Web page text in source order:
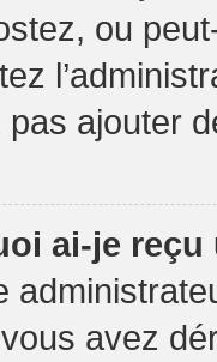
ou
pas ajouter
ai-je
avez